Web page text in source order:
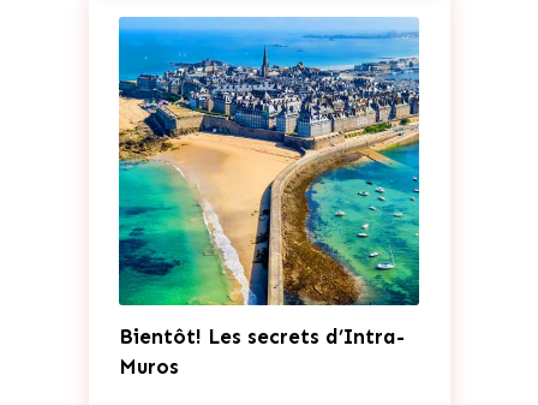
Bientôt! Les secrets d’Intra-
Muros